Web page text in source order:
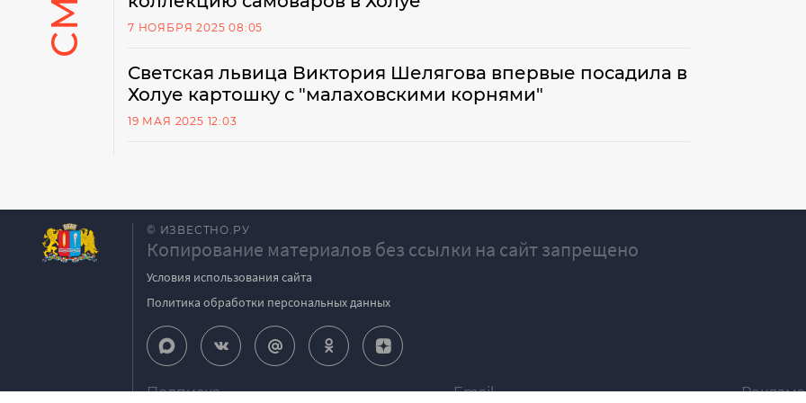
7 НОЯБРЯ 2025 08:05
Светская львица Виктория Шелягова впервые посадила в
Холуе картошку с "малаховскими корнями"
19 МАЯ 2025 12:03
© ИЗВЕСТНО.РУ
Копирование материалов без ссылки на сайт запрещено
Условия использования сайта
Политика обработки персональных данных
Подписка Email Реклама